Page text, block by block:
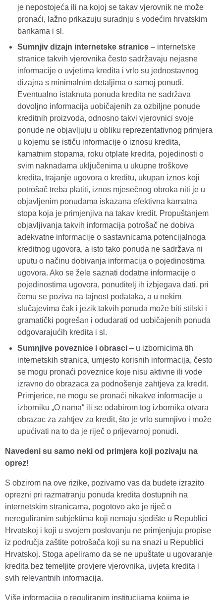
je nepostojeća ili na kojoj se takav vjerovnik ne može
pronaći, lažno prikazuju suradnju s vodećim hrvatskim
bankama i sl.
Sumnjiv dizajn internetske stranice – internetske
stranice takvih vjerovnika često sadržavaju nejasne
informacije o uvjetima kredita i vrlo su jednostavnog
dizajna s minimalnim detaljima o samoj ponudi.
Eventualno istaknuta ponuda kredita ne sadržava
dovoljno informacija uobičajenih za ozbiljne ponude
kreditnih proizvoda, odnosno takvi vjerovnici svoje
ponude ne objavljuju u obliku reprezentativnog primjera
u kojemu se ističu informacije o iznosu kredita,
kamatnim stopama, roku otplate kredita, pojedinosti o
svim naknadama uključenima u ukupne troškove
kredita, trajanje ugovora o kreditu, ukupan iznos koji
potrošač treba platiti, iznos mjesečnog obroka niti je u
objavljenim ponudama iskazana efektivna kamatna
stopa koja je primjenjiva na takav kredit. Propuštanjem
objavljivanja takvih informacija potrošač ne dobiva
adekvatne informacije o sastavnicama potencijalnoga
kreditnog ugovora, a isto tako ponuda ne sadržava ni
uputu o načinu dobivanja informacija o pojedinostima
ugovora. Ako se žele saznati dodatne informacije o
pojedinostima ugovora, ponuditelj ih izbjegava dati, pri
čemu se poziva na tajnost podataka, a u nekim
slučajevima čak i jezik takvih ponuda može biti stilski i
gramatički pogrešan i odudarati od uobičajenih ponuda
odgovarajućih kredita i sl.
Sumnjive poveznice i obrasci – u izbornicima tih
internetskih stranica, umjesto korisnih informacija, često
se mogu pronaći poveznice koje nisu aktivne ili vode
izravno do obrazaca za podnošenje zahtjeva za kredit.
Primjerice, ne mogu se pronaći nikakve informacije u
izborniku „O nama“ ili se odabirom tog izbornika otvara
obrazac za zahtjev za kredit, što je vrlo sumnjivo i može
upućivati na to da je riječ o prijevarnoj ponudi.
Navedeni su samo neki od primjera koji pozivaju na
oprez!
S obzirom na ove rizike, pozivamo vas da budete izrazito
oprezni pri razmatranju ponuda kredita dostupnih na
internetskim stranicama, pogotovo ako je riječ o
nereguliranim subjektima koji nemaju sjedište u Republici
Hrvatskoj i koji u svojem poslovanju ne primjenjuju propise
iz područja zaštite potrošača koji su na snazi u Republici
Hrvatskoj. Stoga apeliramo da se ne upuštate u ugovaranje
kredita bez temeljite provjere vjerovnika, uvjeta kredita i
svih relevantnih informacija.
Više informacija o reguliranim institucijama kojima je